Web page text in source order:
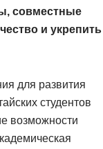
совместные
и укрепить
для развития
студентов
возможности